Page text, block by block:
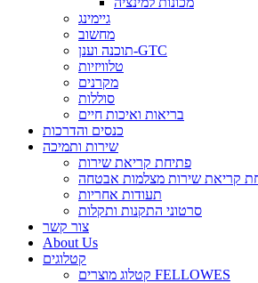
גיימינג
מחשוב
תוכנה וענן-GTC
טלוויזיות
מקרנים
סוללות
בריאות ואיכות חיים
כנסים והדרכות
שירות ותמיכה
פתיחת קריאת שירות
תעודות אחריות
סרטוני התקנות ותקלות
צור קשר
About Us
קטלוגים
קטלוג מוצרים FELLOWES